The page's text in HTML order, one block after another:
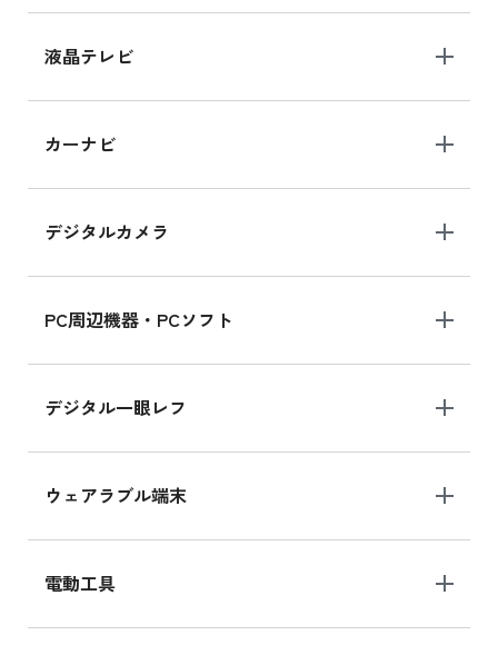
液晶テレビ
カーナビ
デジタルカメラ
PC周辺機器・PCソフト
デジタル一眼レフ
ウェアラブル端末
電動工具
iPhone 15 128GB シリーズ
iPhone 15 128GB の新品買取価格
MK2K3J/Aの新品買取価格はこちら